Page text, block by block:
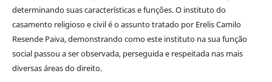
determinando suas características e funções. O instituto do
casamento religioso e civil é o assunto tratado por Erelis Camilo
Resende Paiva, demonstrando como este instituto na sua função
social passou a ser observada, perseguida e respeitada nas mais
diversas áreas do direito.